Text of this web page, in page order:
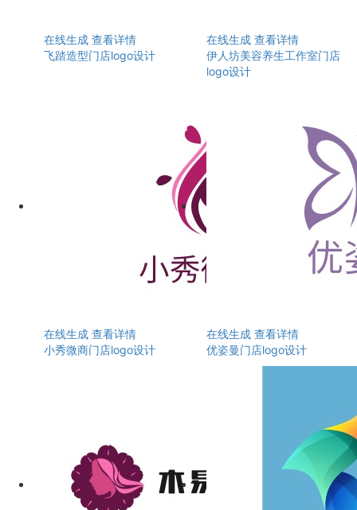
在线生成 查看详情
飞踏造型门店logo设计
在线生成 查看详情
伊人坊美容养生工作室门店
logo设计
在线生成 查看详情
小秀微商门店logo设计
在线生成 查看详情
优姿曼门店logo设计